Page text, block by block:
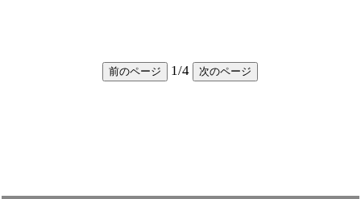
前のページ 1/4 次のページ